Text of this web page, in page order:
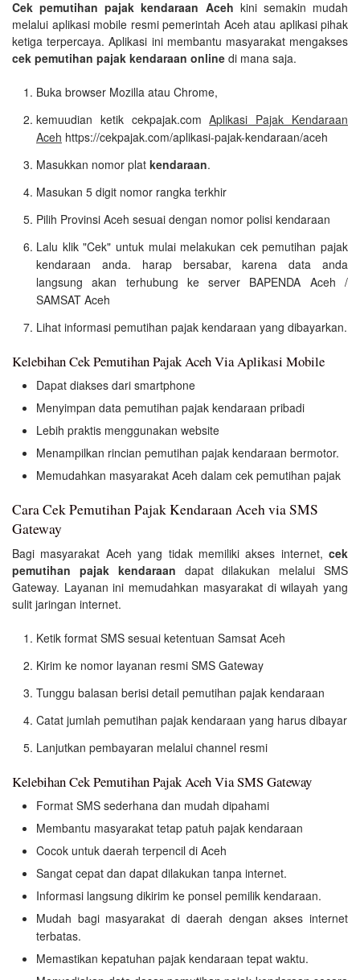
Cek pemutihan pajak kendaraan Aceh kini semakin mudah
melalui aplikasi mobile resmi pemerintah Aceh atau aplikasi pihak
ketiga terpercaya. Aplikasi ini membantu masyarakat mengakses
cek pemutihan pajak kendaraan online di mana saja.
Buka browser Mozilla atau Chrome,
kemuudian ketik cekpajak.comAplikasi Pajak Kendaraan
Aceh https://cekpajak.com/aplikasi-pajak-kendaraan/aceh
Masukkan nomor plat kendaraan.
Masukan 5 digit nomor rangka terkhir
Pilih Provinsi Aceh sesuai dengan nomor polisi kendaraan
Lalu klik "Cek" untuk mulai melakukan cek pemutihan pajak
kendaraan anda. harap bersabar, karena data anda
langsung akan terhubung ke server BAPENDA Aceh /
SAMSAT Aceh
Lihat informasi pemutihan pajak kendaraan yang dibayarkan.
Kelebihan Cek Pemutihan Pajak Aceh Via Aplikasi Mobile
Dapat diakses dari smartphone
Menyimpan data pemutihan pajak kendaraan pribadi
Lebih praktis menggunakan website
Menampilkan rincian pemutihan pajak kendaraan bermotor.
Memudahkan masyarakat Aceh dalam cek pemutihan pajak
Cara Cek Pemutihan Pajak Kendaraan Aceh via SMS
Gateway
Bagi masyarakat Aceh yang tidak memiliki akses internet, cek
pemutihan pajak kendaraan dapat dilakukan melalui SMS
Gateway. Layanan ini memudahkan masyarakat di wilayah yang
sulit jaringan internet.
Ketik format SMS sesuai ketentuan Samsat Aceh
Kirim ke nomor layanan resmi SMS Gateway
Tunggu balasan berisi detail pemutihan pajak kendaraan
Catat jumlah pemutihan pajak kendaraan yang harus dibayar
Lanjutkan pembayaran melalui channel resmi
Kelebihan Cek Pemutihan Pajak Aceh Via SMS Gateway
Format SMS sederhana dan mudah dipahami
Membantu masyarakat tetap patuh pajak kendaraan
Cocok untuk daerah terpencil di Aceh
Sangat cepat dan dapat dilakukan tanpa internet.
Informasi langsung dikirim ke ponsel pemilik kendaraan.
Mudah bagi masyarakat di daerah dengan akses internet
terbatas.
Memastikan kepatuhan pajak kendaraan tepat waktu.